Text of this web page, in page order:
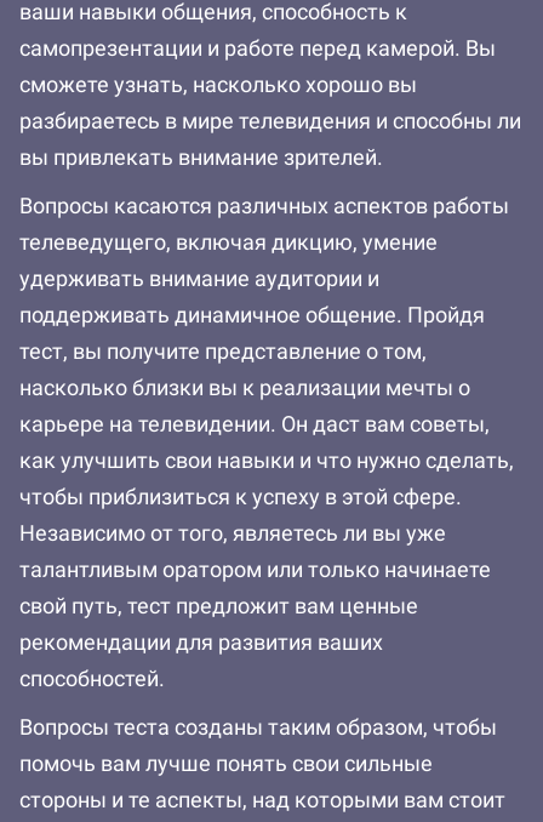
ваши навыки общения, способность к
самопрезентации и работе перед камерой. Вы
сможете узнать, насколько хорошо вы
разбираетесь в мире телевидения и способны ли
вы привлекать внимание зрителей.
Вопросы касаются различных аспектов работы
телеведущего, включая дикцию, умение
удерживать внимание аудитории и
поддерживать динамичное общение. Пройдя
тест, вы получите представление о том,
насколько близки вы к реализации мечты о
карьере на телевидении. Он даст вам советы,
как улучшить свои навыки и что нужно сделать,
чтобы приблизиться к успеху в этой сфере.
Независимо от того, являетесь ли вы уже
талантливым оратором или только начинаете
свой путь, тест предложит вам ценные
рекомендации для развития ваших
способностей.
Вопросы теста созданы таким образом, чтобы
помочь вам лучше понять свои сильные
стороны и те аспекты, над которыми вам стоит